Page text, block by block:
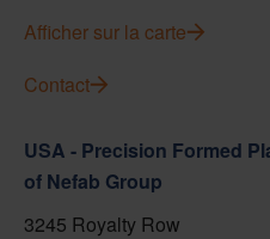
Afficher sur la carte
Contact
USA - Precision Formed
of Nefab Group
3245 Royalty Row